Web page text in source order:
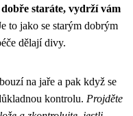
staráte, vydrží vám
to jako se starým dobrým
dělají divy.
na jaře a pak když se
kontrolu. Projděte